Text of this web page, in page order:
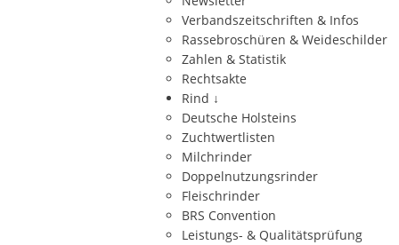
Verbandszeitschriften & Infos
Rassebroschüren & Weideschilder
Zahlen & Statistik
Rechtsakte
Rind ↓
Deutsche Holsteins
Zuchtwertlisten
Milchrinder
Doppelnutzungsrinder
Fleischrinder
BRS Convention
Leistungs- & Qualitätsprüfung